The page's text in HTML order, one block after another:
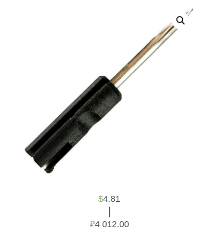
$4.81
|
₽4 012.00